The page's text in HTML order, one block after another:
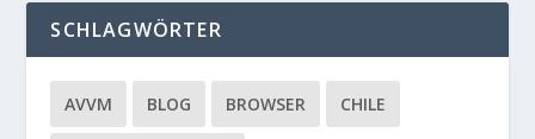
SCHLAGWÖRTER
AVVM BLOG BROWSER CHILE